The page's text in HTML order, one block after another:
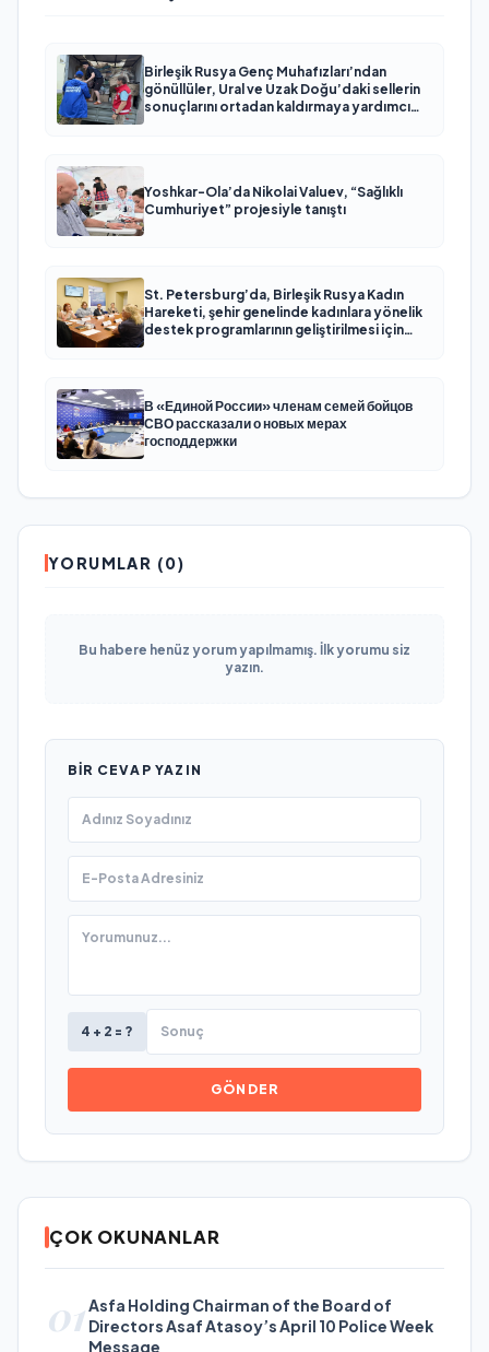
Birleşik Rusya Genç Muhafızları’ndan
gönüllüler, Ural ve Uzak Doğu’daki sellerin
sonuçlarını ortadan kaldırmaya yardımcı
Yoshkar-Ola’da Nikolai Valuev, “Sağlıklı
Cumhuriyet” projesiyle tanıştı
St. Petersburg’da, Birleşik Rusya Kadın
Hareketi, şehir genelinde kadınlara yönelik
destek programlarının geliştirilmesi için
В «Единой России» членам семей бойцов
СВО рассказали о новых мерах
господдержки
YORUMLAR (0)
Bu habere henüz yorum yapılmamış. İlk yorumu siz
yazın.
BIR CEVAP YAZIN
4 + 2 = ?
GÖNDER
ÇOK OKUNANLAR
01Asfa Holding Chairman of the Board of
Directors Asaf Atasoy’s April 10 Police Week
Message